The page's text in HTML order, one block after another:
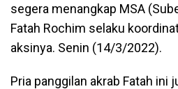
segera menangkap MSA
Fatah Rochim selaku
aksinya. Senin (14/3/2022).
Pria panggilan akrab Fatah ini